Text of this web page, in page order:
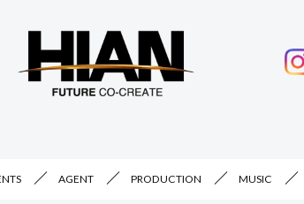
AGENT PRODUCTION MUSIC